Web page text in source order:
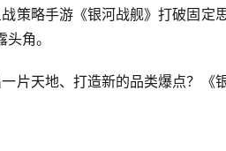
策略手游《银河战舰》打破固定
角。
片天地、打造新的品类爆点？《